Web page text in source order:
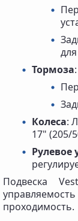
Тормоза:
Колеса:
17" (205/
Рулевое
Подвеска
проходимость.